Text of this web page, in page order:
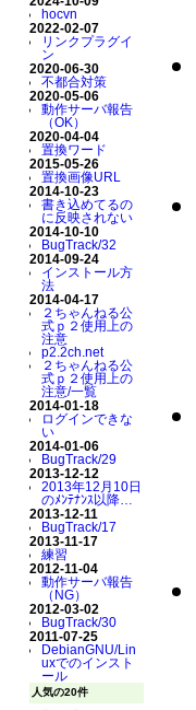
hocvn
2022-02-07
リンクプラグイ
ン
2020-06-30
不都合対策
2020-05-06
動作サーバ報告
（OK）
2020-04-04
置換ワード
2015-05-26
置換画像URL
2014-10-23
書き込めてるの
に反映されない
2014-10-10
BugTrack/32
2014-09-24
インストール方
法
2014-04-17
２ちゃんねる公
式ｐ２使用上の
注意
p2.2ch.net
２ちゃんねる公
式ｐ２使用上の
注意/一覧
2014-01-18
ログインできな
い
2014-01-06
BugTrack/29
2013-12-12
2013年12月10日
のﾒﾝﾃﾅﾝｽ以降…
2013-12-11
BugTrack/17
2013-11-17
練習
2012-11-04
動作サーバ報告
（NG）
2012-03-02
BugTrack/30
2011-07-25
DebianGNU/Lin
uxでのインスト
ール
人気の20件